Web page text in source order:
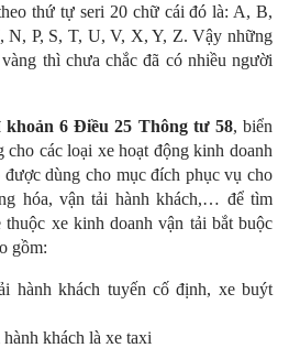
thứ tự seri 20 chữ cái đó là: A, B,
P, S, T, U, V, X, Y, Z. Vậy những
thì chưa chắc đã có nhiều người
khoản 6 Điều 25 Thông tư 58, biển
cho các loại xe hoạt động kinh doanh
dùng cho mục đích phục vụ cho
hóa, vận tải hành khách,… để tìm
xe kinh doanh vận tải bắt buộc
gồm:
hành khách tuyến cố định, xe buýt
khách là xe taxi